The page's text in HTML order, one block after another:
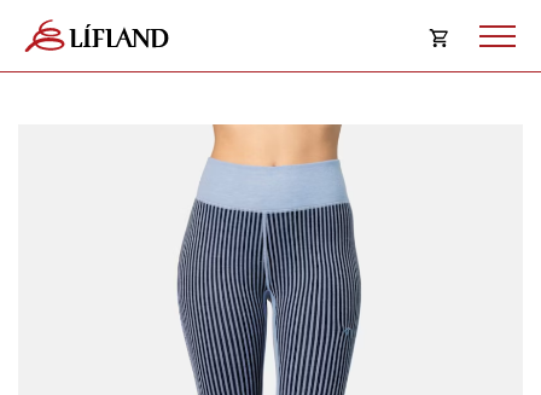
Opna
Karfan er tóm.